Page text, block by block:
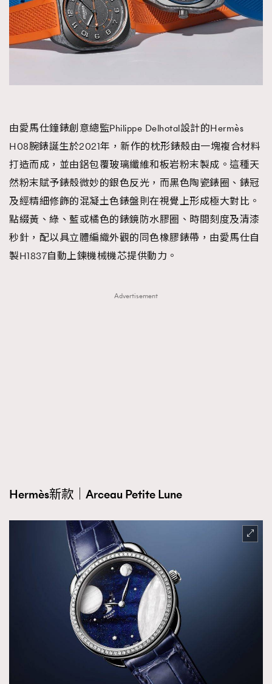
TRENDING
由愛馬仕鐘錶創意總監Philippe Delhotal設計的Hermès
H08腕錶誕生於2021年，新作的枕形錶殼由一塊複合材料
打造而成，並由鋁包覆玻璃纖維和板岩粉末製成。這種天
然粉末賦予錶殼微妙的銀色反光，而黑色陶瓷錶圈、錶冠
及經精細修飾的混凝土色錶盤則在視覺上形成極大對比。
點綴黃、綠、藍或橘色的錶鏡防水膠圈、時間刻度及清漆
秒針，配以具立體編織外觀的同色橡膠錶帶，由愛馬仕自
製H1837自動上鍊機械機芯提供動力。
Advertisement
Hermès新款｜Arceau Petite Lune